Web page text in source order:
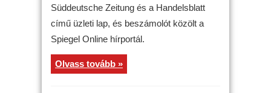
Süddeutsche Zeitung és a Handelsblatt
című üzleti lap, és beszámolót közölt a
Spiegel Online hírportál.
Olvass tovább »